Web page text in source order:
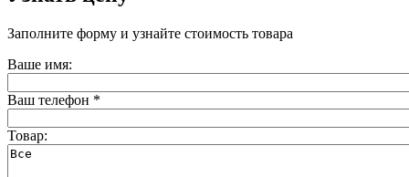
Заполните форму и узнайте стоимость товара
Ваше имя:
Ваш телефон *
Товар: